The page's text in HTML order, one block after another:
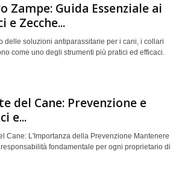
Zampe: Guida Essenziale ai
e Zecche...
delle soluzioni antiparassitarie per i cani, i collari
come uno degli strumenti più pratici ed efficaci.
del Cane: Prevenzione e
e...
Cane: L'Importanza della Prevenzione Mantenere
fondamentale per ogni proprietario di